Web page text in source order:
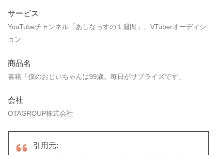
サービス
YouTubeチャンネル「あしなっすの１週間」、VTuberオーディシ
ョン
商品名
書籍「僕のおじいちゃんは99歳。毎日がサプライズです」
会社
OTAGROUP株式会社
引用元: